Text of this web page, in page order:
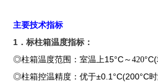
主要技术指标
1 ．标柱箱温度指标：
◎柱箱温度范围：室温上15°C ～420°C(
◎柱箱控温精度：优于±0.1°C(200°C